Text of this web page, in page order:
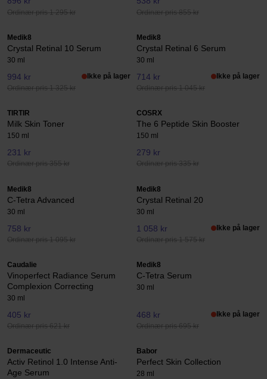
Ordinær pris 1 295 kr Ordinær pris 855 kr
Medik8
Crystal Retinal 10 Serum
30 ml
994 kr
Ordinær pris 1 325 kr
Ikke på lager
Medik8
Crystal Retinal 6 Serum
30 ml
714 kr
Ordinær pris 1 045 kr
Ikke på lager
TIRTIR
Milk Skin Toner
150 ml
231 kr
Ordinær pris 355 kr
COSRX
The 6 Peptide Skin Booster
150 ml
279 kr
Ordinær pris 335 kr
Medik8
C-Tetra Advanced
30 ml
758 kr
Ordinær pris 1 095 kr
Medik8
Crystal Retinal 20
30 ml
1 058 kr
Ordinær pris 1 575 kr
Ikke på lager
Caudalie
Vinoperfect Radiance Serum
Complexion Correcting
30 ml
405 kr
Ordinær pris 621 kr
Medik8
C-Tetra Serum
30 ml
468 kr
Ordinær pris 695 kr
Ikke på lager
Dermaceutic
Activ Retinol 1.0 Intense Anti-
Age Serum
Babor
Perfect Skin Collection
28 ml